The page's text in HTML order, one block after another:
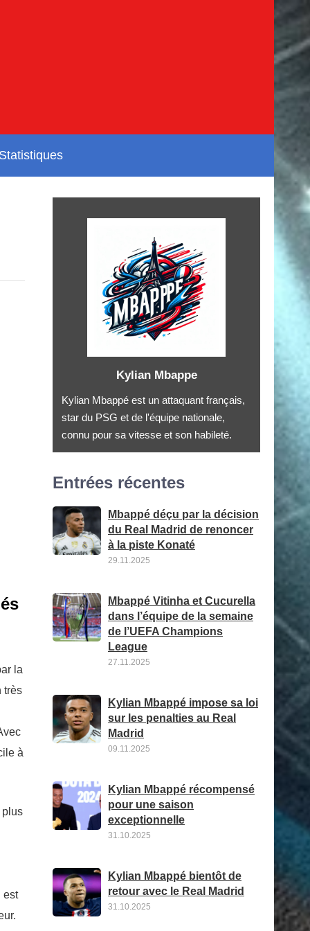
la
très
à
plus
est
Kylian Mbappe
Kylian Mbappé est un attaquant français,
star du PSG et de l'équipe nationale,
connu pour sa vitesse et son habileté.
Entrées récentes
Mbappé déçu par la décision
du Real Madrid de renoncer
à la piste Konaté
29.11.2025
Mbappé Vitinha et Cucurella
dans l’équipe de la semaine
de l’UEFA Champions
League
27.11.2025
Kylian Mbappé impose sa loi
sur les penalties au Real
Madrid
09.11.2025
Kylian Mbappé récompensé
pour une saison
exceptionnelle
31.10.2025
Kylian Mbappé bientôt de
retour avec le Real Madrid
31.10.2025